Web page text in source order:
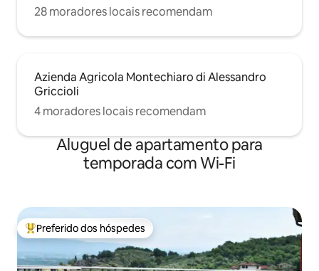
28 moradores locais recomendam
Azienda Agricola Montechiaro di Alessandro
Griccioli
4 moradores locais recomendam
Aluguel de apartamento para
temporada com Wi-Fi
Entre os melhores preferidos dos hóspedes
Preferido dos hóspedes